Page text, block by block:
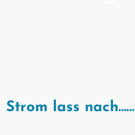
Strom lass